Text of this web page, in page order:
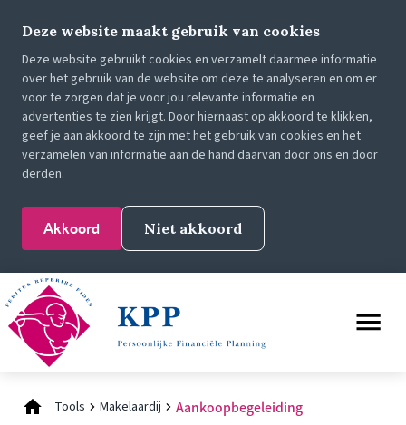
Deze website maakt gebruik van cookies
Deze website gebruikt cookies en verzamelt daarmee informatie
over het gebruik van de website om deze te analyseren en om er
voor te zorgen dat je voor jou relevante informatie en
advertenties te zien krijgt. Door hiernaast op akkoord te klikken,
geef je aan akkoord te zijn met het gebruik van cookies en het
verzamelen van informatie aan de hand daarvan door ons en door
derden.
Akkoord Niet akkoord
Tools Makelaardij Aankoopbegeleiding